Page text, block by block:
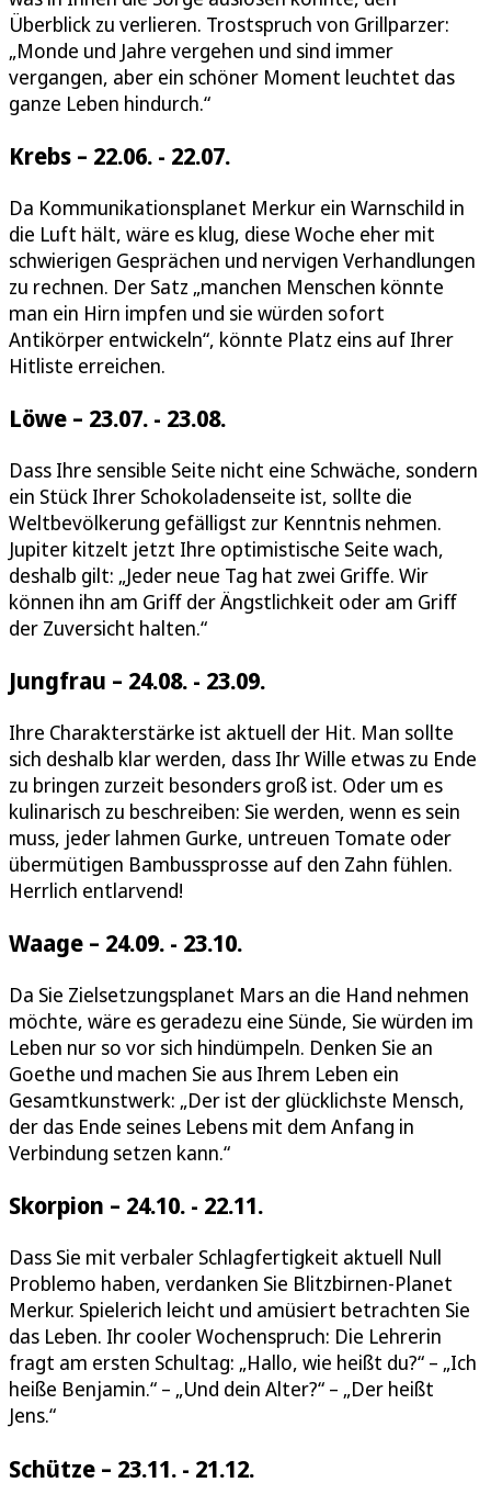
Überblick zu verlieren. Trostspruch von Grillparzer:
„Monde und Jahre vergehen und sind immer
vergangen, aber ein schöner Moment leuchtet das
ganze Leben hindurch.“
Krebs – 22.06. - 22.07.
Da Kommunikationsplanet Merkur ein Warnschild in
die Luft hält, wäre es klug, diese Woche eher mit
schwierigen Gesprächen und nervigen Verhandlungen
zu rechnen. Der Satz „manchen Menschen könnte
man ein Hirn impfen und sie würden sofort
Antikörper entwickeln“, könnte Platz eins auf Ihrer
Hitliste erreichen.
Löwe – 23.07. - 23.08.
Dass Ihre sensible Seite nicht eine Schwäche, sondern
ein Stück Ihrer Schokoladenseite ist, sollte die
Weltbevölkerung gefälligst zur Kenntnis nehmen.
Jupiter kitzelt jetzt Ihre optimistische Seite wach,
deshalb gilt: „Jeder neue Tag hat zwei Griffe. Wir
können ihn am Griff der Ängstlichkeit oder am Griff
der Zuversicht halten.“
Jungfrau – 24.08. - 23.09.
Ihre Charakterstärke ist aktuell der Hit. Man sollte
sich deshalb klar werden, dass Ihr Wille etwas zu Ende
zu bringen zurzeit besonders groß ist. Oder um es
kulinarisch zu beschreiben: Sie werden, wenn es sein
muss, jeder lahmen Gurke, untreuen Tomate oder
übermütigen Bambussprosse auf den Zahn fühlen.
Herrlich entlarvend!
Waage – 24.09. - 23.10.
Da Sie Zielsetzungsplanet Mars an die Hand nehmen
möchte, wäre es geradezu eine Sünde, Sie würden im
Leben nur so vor sich hindümpeln. Denken Sie an
Goethe und machen Sie aus Ihrem Leben ein
Gesamtkunstwerk: „Der ist der glücklichste Mensch,
der das Ende seines Lebens mit dem Anfang in
Verbindung setzen kann.“
Skorpion – 24.10. - 22.11.
Dass Sie mit verbaler Schlagfertigkeit aktuell Null
Problemo haben, verdanken Sie Blitzbirnen-Planet
Merkur. Spielerich leicht und amüsiert betrachten Sie
das Leben. Ihr cooler Wochenspruch: Die Lehrerin
fragt am ersten Schultag: „Hallo, wie heißt du?“ – „Ich
heiße Benjamin.“ – „Und dein Alter?“ – „Der heißt
Jens.“
Schütze – 23.11. - 21.12.